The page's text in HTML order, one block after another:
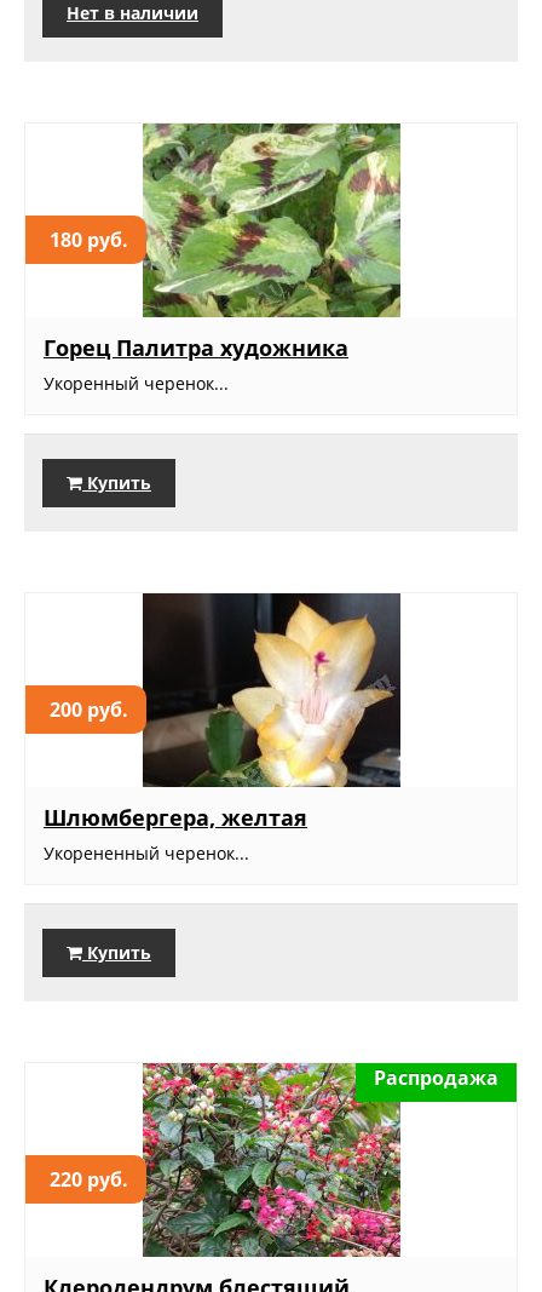
Нет в наличии
180 руб.
Горец Палитра художника
Укоренный черенок...
Купить
200 руб.
Шлюмбергера, желтая
Укорененный черенок...
Купить
220 руб.
Распродажа